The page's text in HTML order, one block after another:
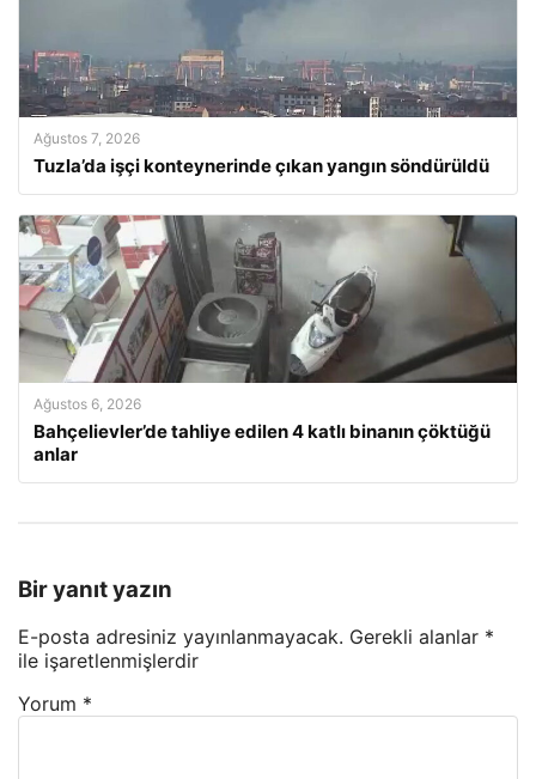
Ağustos 7, 2026
Tuzla’da işçi konteynerinde çıkan yangın söndürüldü
Ağustos 6, 2026
Bahçelievler’de tahliye edilen 4 katlı binanın çöktüğü
anlar
Bir yanıt yazın
E-posta adresiniz yayınlanmayacak. Gerekli alanlar *
ile işaretlenmişlerdir
Yorum *